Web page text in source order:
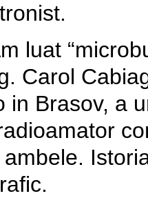
luat
Carol
in Brasov, a